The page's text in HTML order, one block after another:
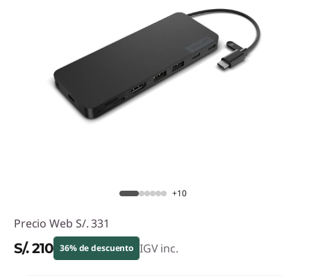
+10
Precio Web S/. 331
S/. 210 36% de descuento IGV inc.